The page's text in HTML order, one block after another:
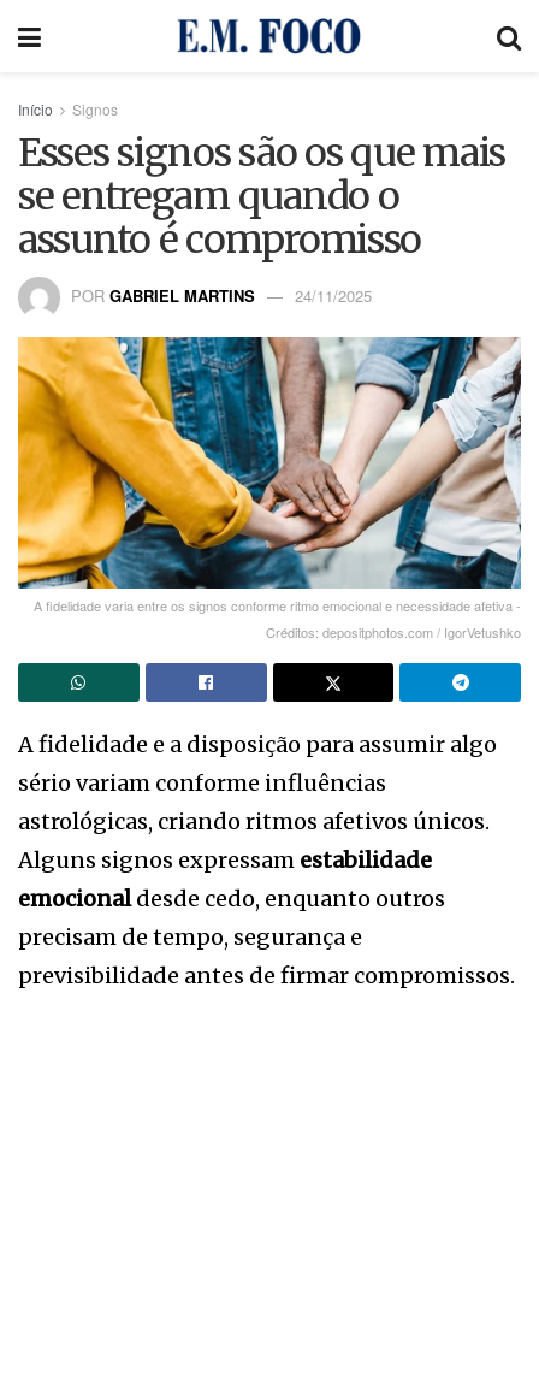
Início Signos
Esses signos são os que mais
se entregam quando o
assunto é compromisso
POR GABRIEL MARTINS 24/11/2025
A fidelidade varia entre os signos conforme ritmo emocional e necessidade afetiva -
Créditos: depositphotos.com / IgorVetushko
A fidelidade e a disposição para assumir algo
sério variam conforme influências
astrológicas, criando ritmos afetivos únicos.
Alguns signos expressam estabilidade
emocionaldesde cedo, enquanto outros
precisam de tempo, segurança e
previsibilidade antes de firmar compromissos.